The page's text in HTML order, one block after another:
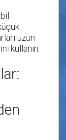
uzun
kullanın.